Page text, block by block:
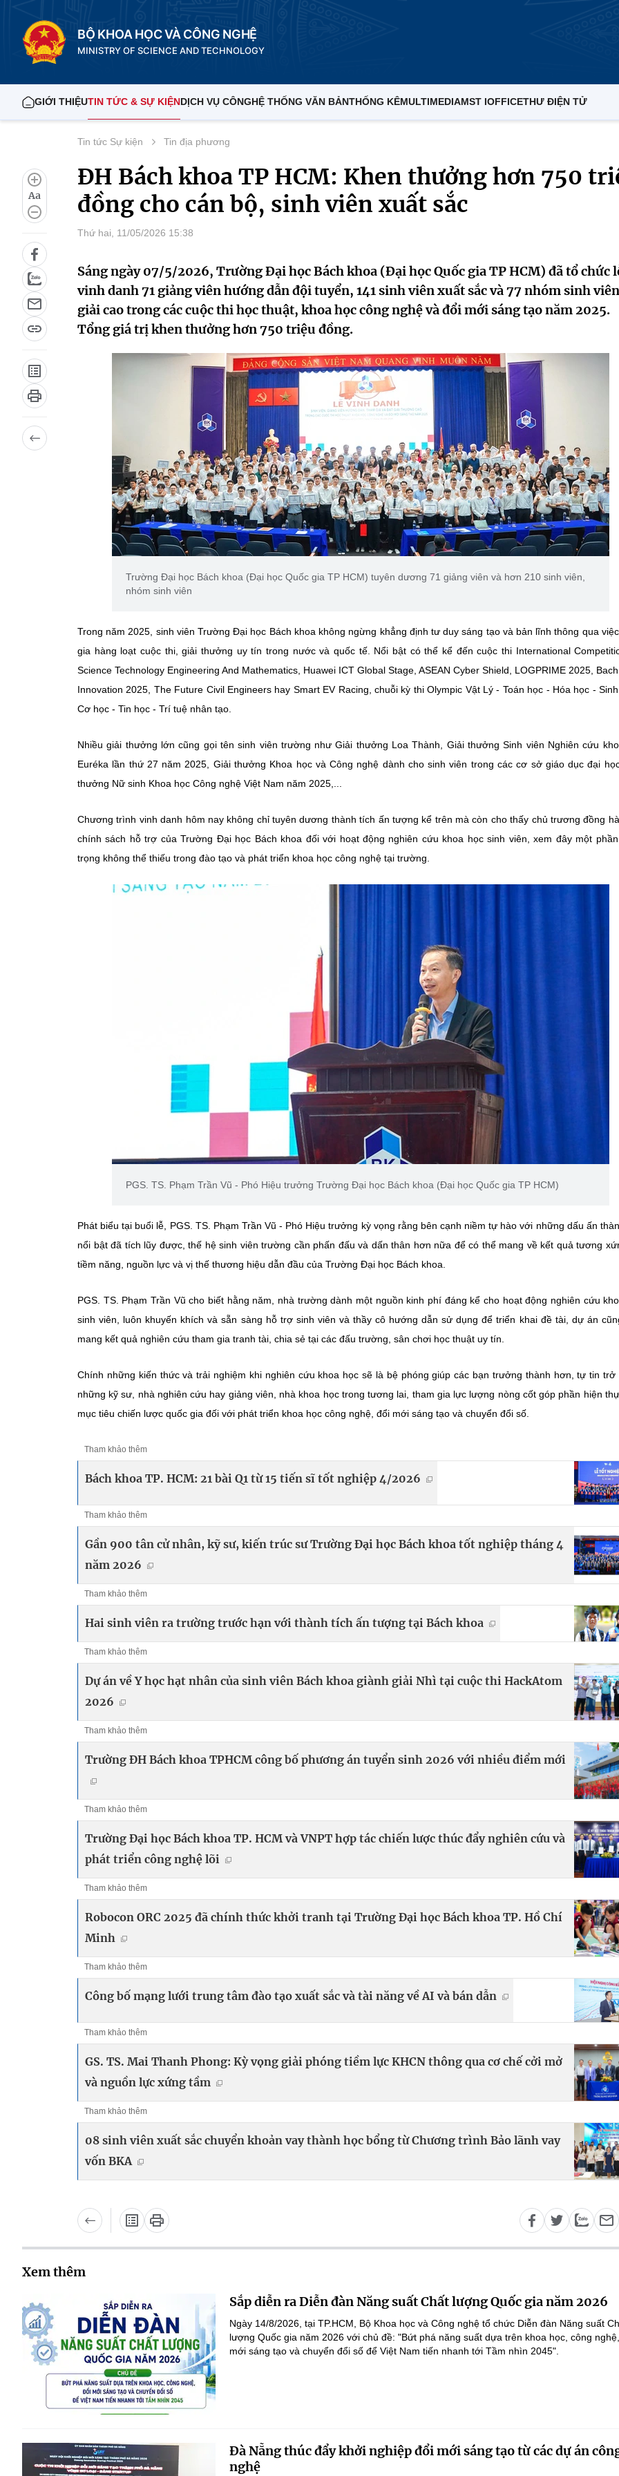
BỘ KHOA HỌC VÀ CÔNG NGHỆ
MINISTRY OF SCIENCE AND TECHNOLOGY
GIỚI THIỆUTIN TỨC & SỰ KIỆNDỊCH VỤ CÔNGHỆ THỐNG VĂN BẢNTHỐNG KÊMULTIMEDIAMST IOFFICETHƯ ĐIỆN TỬ
Aa
Tin tức Sự kiện Tin địa phương
ĐH Bách khoa TP HCM: Khen thưởng hơn 750
đồng cho cán bộ, sinh viên xuất sắc
Thứ hai, 11/05/2026 15:38
Sáng ngày 07/5/2026, Trường Đại học Bách khoa (Đại học Quốc gia TP HCM) đã tổ chức
vinh danh 71 giảng viên hướng dẫn đội tuyển, 141 sinh viên xuất sắc và 77 nhóm sinh
giải cao trong các cuộc thi học thuật, khoa học công nghệ và đổi mới sáng tạo năm 2025.
Tổng giá trị khen thưởng hơn 750 triệu đồng.
Trường Đại học Bách khoa (Đại học Quốc gia TP HCM) tuyên dương 71 giảng viên và hơn 210 sinh viên,
nhóm sinh viên
Trong năm 2025, sinh viên Trường Đại học Bách khoa không ngừng khẳng định tư duy sáng tạo và bản lĩnh thông qua
gia hàng loạt cuộc thi, giải thưởng uy tín trong nước và quốc tế. Nổi bật có thể kể đến cuộc thi International
Science Technology Engineering And Mathematics, Huawei ICT Global Stage, ASEAN Cyber Shield, LOGPRIME 2025,
Innovation 2025, The Future Civil Engineers hay Smart EV Racing, chuỗi kỳ thi Olympic Vật Lý - Toán học - Hóa học -
Cơ học - Tin học - Trí tuệ nhân tạo.
Nhiều giải thưởng lớn cũng gọi tên sinh viên trường như Giải thưởng Loa Thành, Giải thưởng Sinh viên Nghiên cứu
Euréka lần thứ 27 năm 2025, Giải thưởng Khoa học và Công nghệ dành cho sinh viên trong các cơ sở giáo dục đại
thưởng Nữ sinh Khoa học Công nghệ Việt Nam năm 2025,...
Chương trình vinh danh hôm nay không chỉ tuyên dương thành tích ấn tượng kể trên mà còn cho thấy chủ trương đồng
chính sách hỗ trợ của Trường Đại học Bách khoa đối với hoạt động nghiên cứu khoa học sinh viên, xem đây một
trọng không thể thiếu trong đào tạo và phát triển khoa học công nghệ tại trường.
PGS. TS. Phạm Trần Vũ - Phó Hiệu trưởng Trường Đại học Bách khoa (Đại học Quốc gia TP HCM)
Phát biểu tại buổi lễ, PGS. TS. Phạm Trần Vũ - Phó Hiệu trưởng kỳ vọng rằng bên cạnh niềm tự hào với những dấu ấn
nổi bật đã tích lũy được, thế hệ sinh viên trường cần phấn đấu và dấn thân hơn nữa để có thể mang về kết quả tương
tiềm năng, nguồn lực và vị thế thương hiệu dẫn đầu của Trường Đại học Bách khoa.
PGS. TS. Phạm Trần Vũ cho biết hằng năm, nhà trường dành một nguồn kinh phí đáng kể cho hoạt động nghiên cứu
sinh viên, luôn khuyến khích và sẵn sàng hỗ trợ sinh viên và thầy cô hướng dẫn sử dụng để triển khai đề tài, dự án
mang kết quả nghiên cứu tham gia tranh tài, chia sẻ tại các đấu trường, sân chơi học thuật uy tín.
Chính những kiến thức và trải nghiệm khi nghiên cứu khoa học sẽ là bệ phóng giúp các bạn trưởng thành hơn, tự tin trở
những kỹ sư, nhà nghiên cứu hay giảng viên, nhà khoa học trong tương lai, tham gia lực lượng nòng cốt góp phần hiện
mục tiêu chiến lược quốc gia đối với phát triển khoa học công nghệ, đổi mới sáng tạo và chuyển đổi số.
Tham khảo thêm
Bách khoa TP. HCM: 21 bài Q1 từ 15 tiến sĩ tốt nghiệp 4/2026
Tham khảo thêm
Gần 900 tân cử nhân, kỹ sư, kiến trúc sư Trường Đại học Bách khoa tốt nghiệp tháng 4
năm 2026
Tham khảo thêm
Hai sinh viên ra trường trước hạn với thành tích ấn tượng tại Bách khoa
Tham khảo thêm
Dự án về Y học hạt nhân của sinh viên Bách khoa giành giải Nhì tại cuộc thi HackAtom
2026
Tham khảo thêm
Trường ĐH Bách khoa TPHCM công bố phương án tuyển sinh 2026 với nhiều điểm mới
Tham khảo thêm
Trường Đại học Bách khoa TP. HCM và VNPT hợp tác chiến lược thúc đẩy nghiên cứu và
phát triển công nghệ lõi
Tham khảo thêm
Robocon ORC 2025 đã chính thức khởi tranh tại Trường Đại học Bách khoa TP. Hồ Chí
Minh
Tham khảo thêm
Công bố mạng lưới trung tâm đào tạo xuất sắc và tài năng về AI và bán dẫn
Tham khảo thêm
GS. TS. Mai Thanh Phong: Kỳ vọng giải phóng tiềm lực KHCN thông qua cơ chế cởi mở
và nguồn lực xứng tầm
Tham khảo thêm
08 sinh viên xuất sắc chuyển khoản vay thành học bổng từ Chương trình Bảo lãnh vay
vốn BKA
Xem thêm
Sắp diễn ra Diễn đàn Năng suất Chất lượng Quốc gia năm 2026
Ngày 14/8/2026, tại TP.HCM, Bộ Khoa học và Công nghệ tổ chức Diễn đàn Năng suất
lượng Quốc gia năm 2026 với chủ đề: "Bứt phá năng suất dựa trên khoa học, công
mới sáng tạo và chuyển đổi số để Việt Nam tiến nhanh tới Tầm nhìn 2045".
Đà Nẵng thúc đẩy khởi nghiệp đổi mới sáng tạo từ các dự án
nghệ